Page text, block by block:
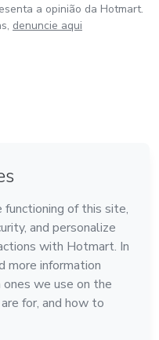
a opinião da Hotmart.
denuncie aqui